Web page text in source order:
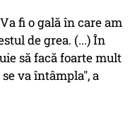
fi o gală în care am
de grea. (...) În
să facă foarte mult
va întâmpla", a